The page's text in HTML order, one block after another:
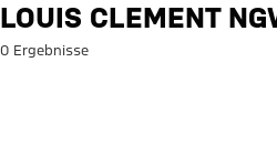
Suche: Louis
LOUIS CLEMENT
0 Ergebnisse